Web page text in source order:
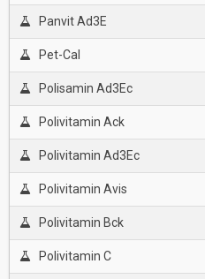
Panvit Ad3E
Pet-Cal
Polisamin Ad3Ec
Polivitamin Ack
Polivitamin Ad3Ec
Polivitamin Avis
Polivitamin Bck
Polivitamin C